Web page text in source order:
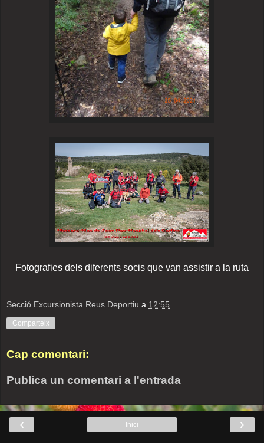
Fotografies dels diferents socis que van assistir a la ruta
Secció Excursionista Reus Deportiu a 12:55
Comparteix
Cap comentari:
Publica un comentari a l'entrada
‹ ›
Inici